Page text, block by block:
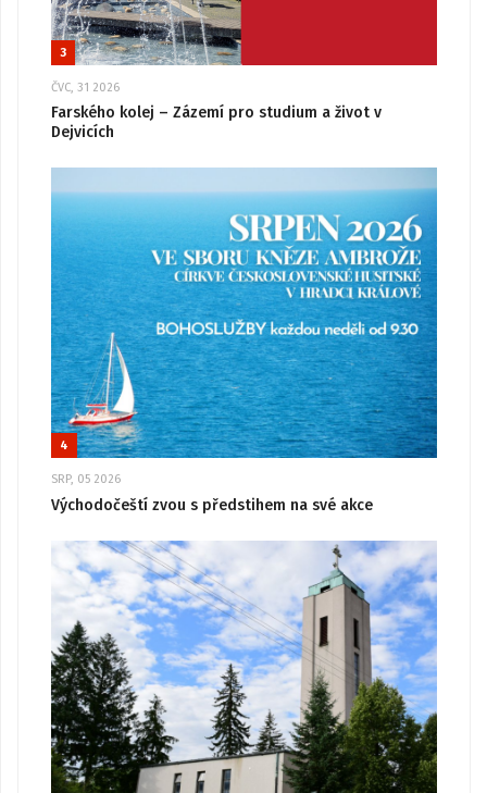
3
ČVC, 31 2026
Farského kolej – Zázemí pro studium a život v
Dejvicích
4
SRP, 05 2026
Východočeští zvou s předstihem na své akce